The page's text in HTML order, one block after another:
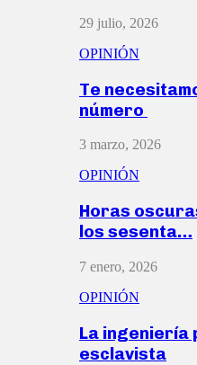
29 julio, 2026
OPINIÓN
Te
número
3 marzo, 2026
OPINIÓN
Horas
los sesenta…
7 enero, 2026
OPINIÓN
La ingeniería
esclavista